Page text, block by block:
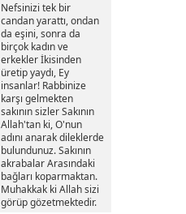
Nefsinizi tek bir
candan yarattı, ondan
da eşini, sonra da
birçok kadın ve
erkekler İkisinden
üretip yaydı, Ey
insanlar! Rabbinize
karşı gelmekten
sakının sizler Sakının
Allah'tan ki, O'nun
adını anarak dileklerde
bulundunuz. Sakının
akrabalar Arasındaki
bağları koparmaktan.
Muhakkak ki Allah sizi
görüp gözetmektedir.